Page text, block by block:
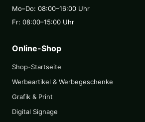
Mo–Do: 08:00–16:00 Uhr
Fr: 08:00–15:00 Uhr
Online-Shop
Shop-Startseite
Werbeartikel & Werbegeschenke
Grafik & Print
Digital Signage